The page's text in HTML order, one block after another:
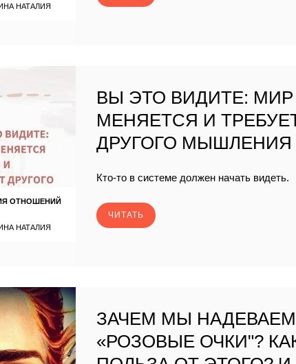
НАТАЛИЯ
ОТНОШЕНИЙ
НАТАЛИЯ
ВЫ ЭТО ВИДИТЕ: МИР
МЕНЯЕТСЯ И
ДРУГОГО МЫШЛЕНИЯ
Кто-то в системе должен начать видеть.
ЧИТАТЬ
ЗАЧЕМ МЫ НАДЕВАЕМ
«РОЗОВЫЕ ОЧКИ"?